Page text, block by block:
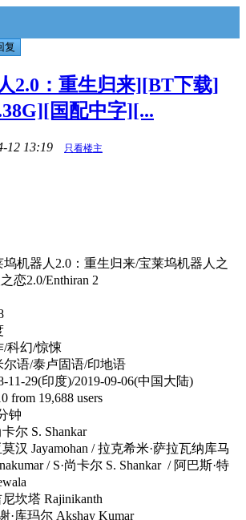
复
2.0：重生归来][BT下载]
国配中字][...
12 13:19 只看楼主
人2.0：重生归来/宝莱坞机器人之
恋2.0/Enthiran 2
幻/惊悚
/泰卢固语/印地语
29(印度)/2019-09-06(中国大陆)
19,688 users
钟
S. Shankar
/ 拉克希米·萨拉瓦纳库马
/ S·尚卡尔 S. Shankar / 阿巴斯·特
塔 Rajinikanth
Akshay Kumar